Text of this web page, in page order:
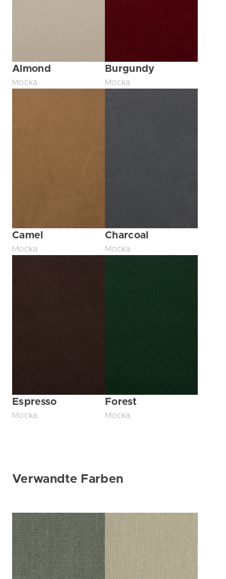
Almond
Mocka
Burgundy
Mocka
Camel
Mocka
Charcoal
Mocka
Espresso
Mocka
Forest
Mocka
Verwandte Farben